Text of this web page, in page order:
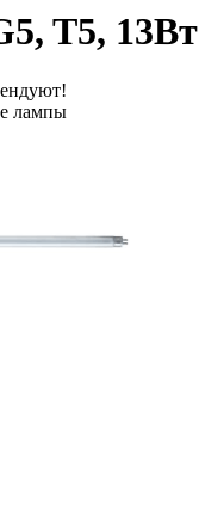
T5, 13Вт
лампы